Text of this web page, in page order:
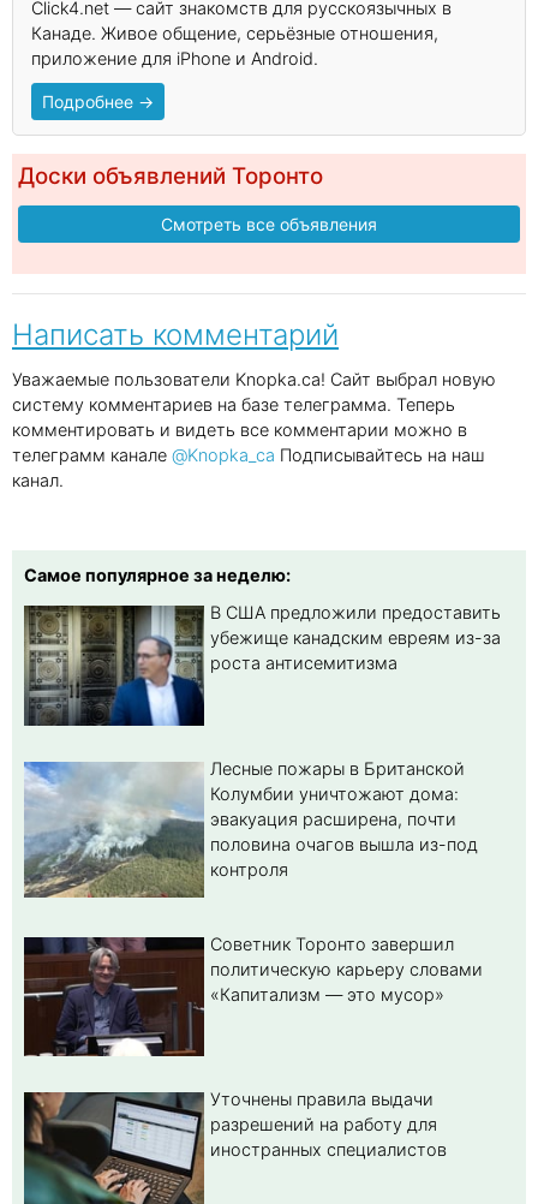
Click4.net — сайт знакомств для русскоязычных в
Канаде. Живое общение, серьёзные отношения,
приложение для iPhone и Android.
Подробнее →
Доски объявлений Торонто
Смотреть все объявления
Написать комментарий
Уважаемые пользователи Knopka.ca! Сайт выбрал новую
систему комментариев на базе телеграмма. Теперь
комментировать и видеть все комментарии можно в
телеграмм канале @Knopka_ca Подписывайтесь на наш
канал.
Самое популярное за неделю:
В США предложили предоставить
убежище канадским евреям из-за
роста антисемитизма
Лесные пожары в Британской
Колумбии уничтожают дома:
эвакуация расширена, почти
половина очагов вышла из-под
контроля
Советник Торонто завершил
политическую карьеру словами
«Капитализм — это мусор»
Уточнены правила выдачи
разрешений на работу для
иностранных специалистов